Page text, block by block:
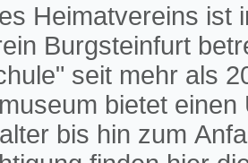
Heimatvereins ist
Burgsteinfurt
seit mehr als
bietet
bis hin zum